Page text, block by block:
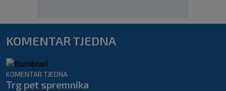
KOMENTAR TJEDNA
KOMENTAR TJEDNA
Trg pet spremnika